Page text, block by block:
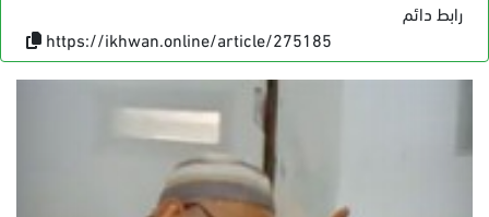
رابط دائم
https://ikhwan.online/article/275185